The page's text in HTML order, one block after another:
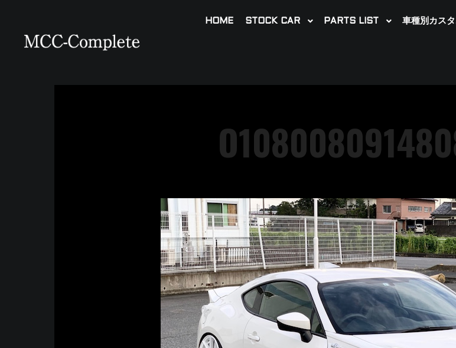
HOME STOCK CAR PARTS LIST 車種別カス